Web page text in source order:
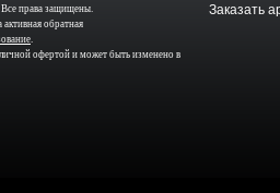
права защищены.
обратная
.
офертой и может быть изменено в
Заказать